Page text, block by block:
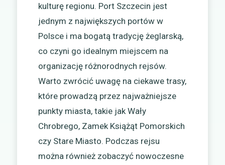
kulturę regionu. Port Szczecin jest
jednym z największych portów w
Polsce i ma bogatą tradycję żeglarską,
co czyni go idealnym miejscem na
organizację różnorodnych rejsów.
Warto zwrócić uwagę na ciekawe trasy,
które prowadzą przez najważniejsze
punkty miasta, takie jak Wały
Chrobrego, Zamek Książąt Pomorskich
czy Stare Miasto. Podczas rejsu
można również zobaczyć nowoczesne